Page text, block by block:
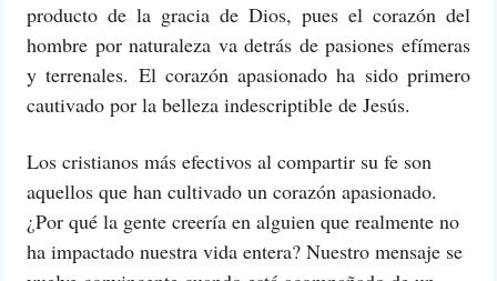
producto de la gracia de Dios, pues el corazón del
hombre por naturaleza va detrás de pasiones efímeras
y terrenales. El corazón apasionado ha sido primero
cautivado por la belleza indescriptible de Jesús.
Los cristianos más efectivos al compartir su fe son
aquellos que han cultivado un corazón apasionado.
¿Por qué la gente creería en alguien que realmente no
ha impactado nuestra vida entera? Nuestro mensaje se